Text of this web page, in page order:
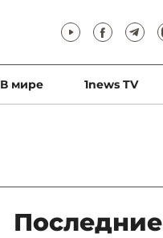
В мире 1news TV
Последние